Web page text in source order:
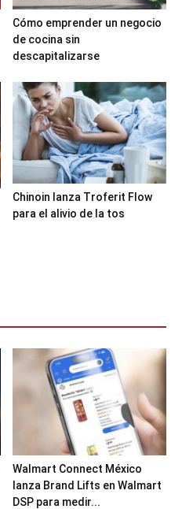
Cómo emprender un negocio
de cocina sin
descapitalizarse
Chinoin lanza Troferit Flow
para el alivio de la tos
Walmart Connect México
lanza Brand Lifts en Walmart
DSP para medir...